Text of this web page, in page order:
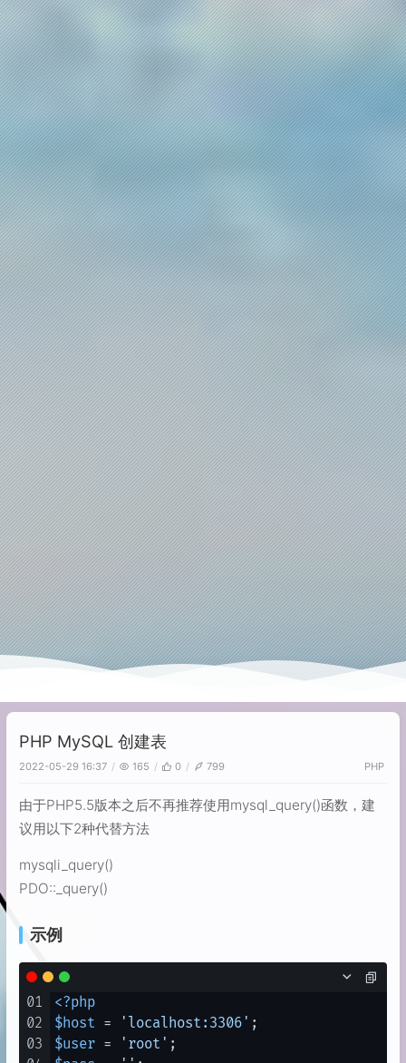
PHP MySQL 创建表
2022-05-29 16:37 165 0 799 PHP
由于PHP5.5版本之后不再推荐使用mysql_query()函数，建
议用以下2种代替方法
mysqli_query()
PDO::_query()
示例
01
02
03
<?php
$host = 'localhost:3306'
$user = 'root'